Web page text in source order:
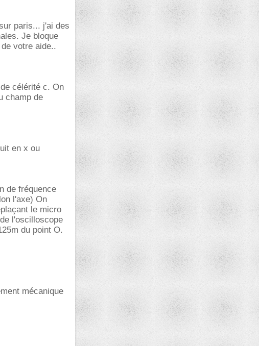
paris... j'ai des
Je bloque
votre aide..
célérité c. On
champ de
en x ou
de fréquence
l'axe) On
le micro
l'oscilloscope
du point O.
mécanique